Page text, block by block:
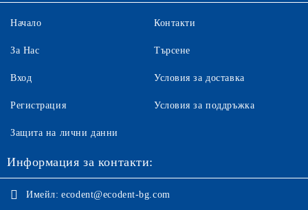
Начало
За Нас
Вход
Регистрация
Контакти
Търсене
Условия за доставка
Условия за поддръжка
Защита на лични данни
Информация за контакти:
Имейл: ecodent@ecodent-bg.com